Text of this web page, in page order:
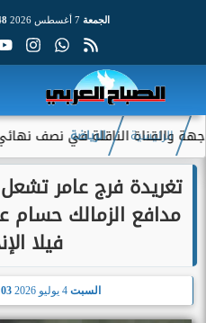
الجمعة
الناقلة في نصف نهائي
الرئيسية الرياضة
تغريدة فرج عامر
مدافع الزمالك حسام
فيلا
السبت 4 يوليو 2026